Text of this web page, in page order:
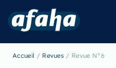
Accueil / Revues / Revue N°6